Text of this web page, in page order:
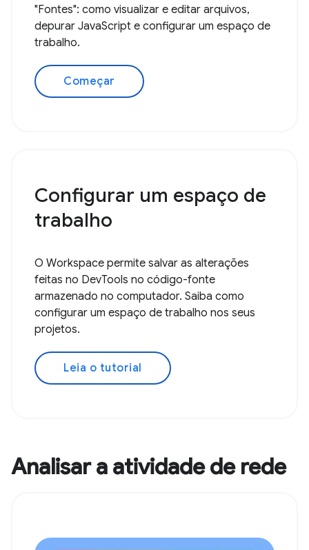
"Fontes": como visualizar e editar arquivos,
depurar JavaScript e configurar um espaço de
trabalho.
Começar
Configurar um espaço de
trabalho
O Workspace permite salvar as alterações
feitas no DevTools no código-fonte
armazenado no computador. Saiba como
configurar um espaço de trabalho nos seus
projetos.
Leia o tutorial
Analisar a atividade de rede